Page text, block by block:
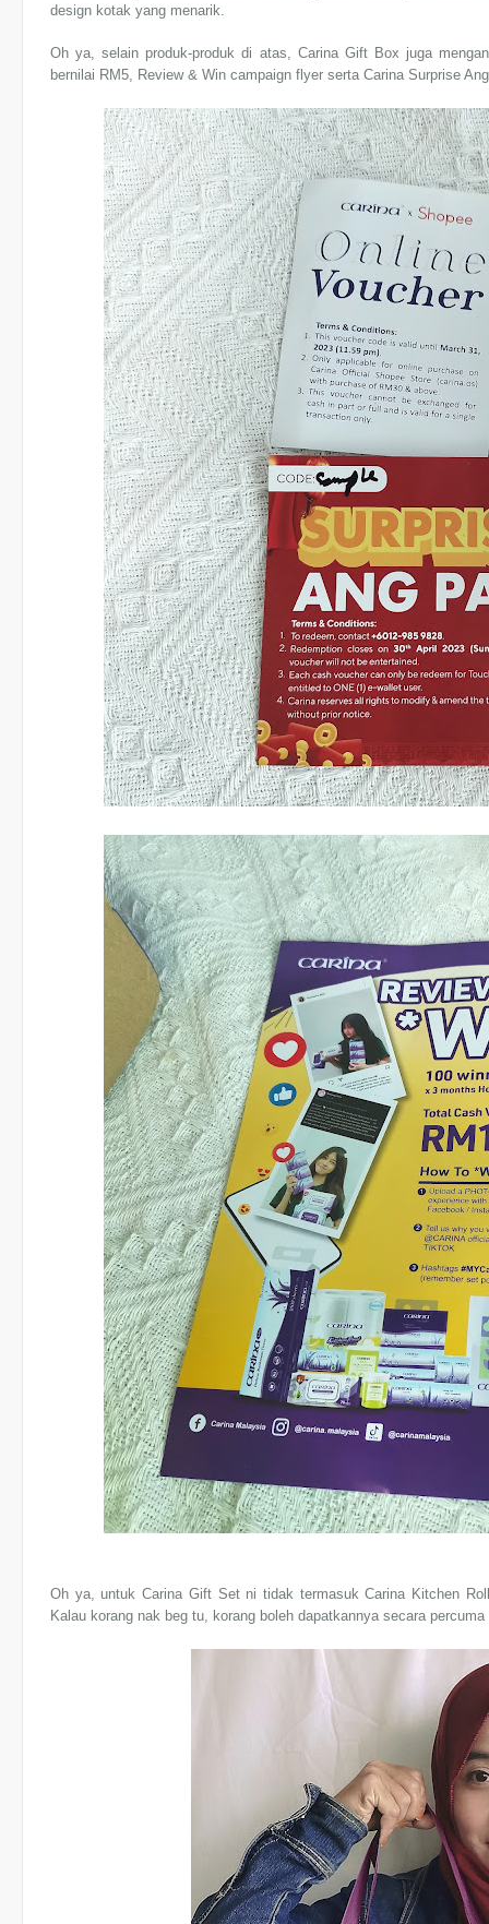
design kotak yang menarik.
Oh ya, selain produk-produk di atas, Carina Gift Box juga
bernilai RM5, Review & Win campaign flyer serta Carina Surprise
Oh ya, untuk Carina Gift Set ni tidak termasuk Carina Kitchen
Kalau korang nak beg tu, korang boleh dapatkannya secara